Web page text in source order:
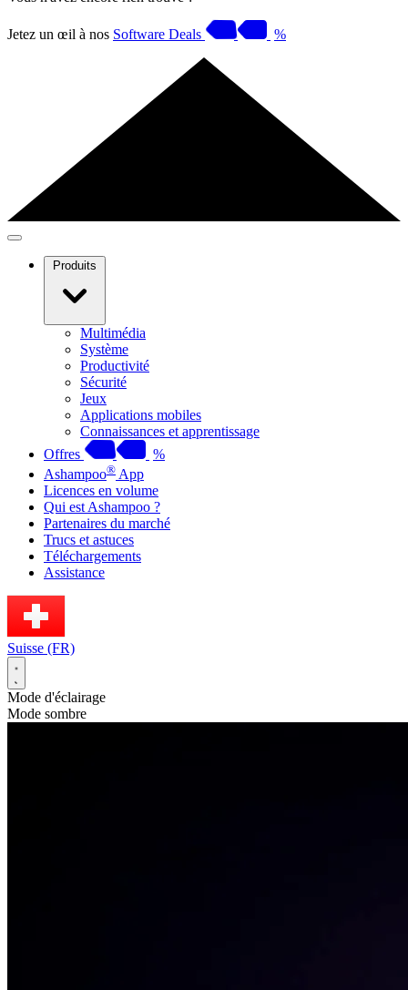
Jetez un œil à nos Software Deals %
Produits
Multimédia
Système
Productivité
Sécurité
Jeux
Applications mobiles
Connaissances et apprentissage
Offres
%
Ashampoo® App
Licences en volume
Qui est Ashampoo ?
Partenaires du marché
Trucs et astuces
Téléchargements
Assistance
Suisse (FR)
Mode d'éclairage
Mode sombre